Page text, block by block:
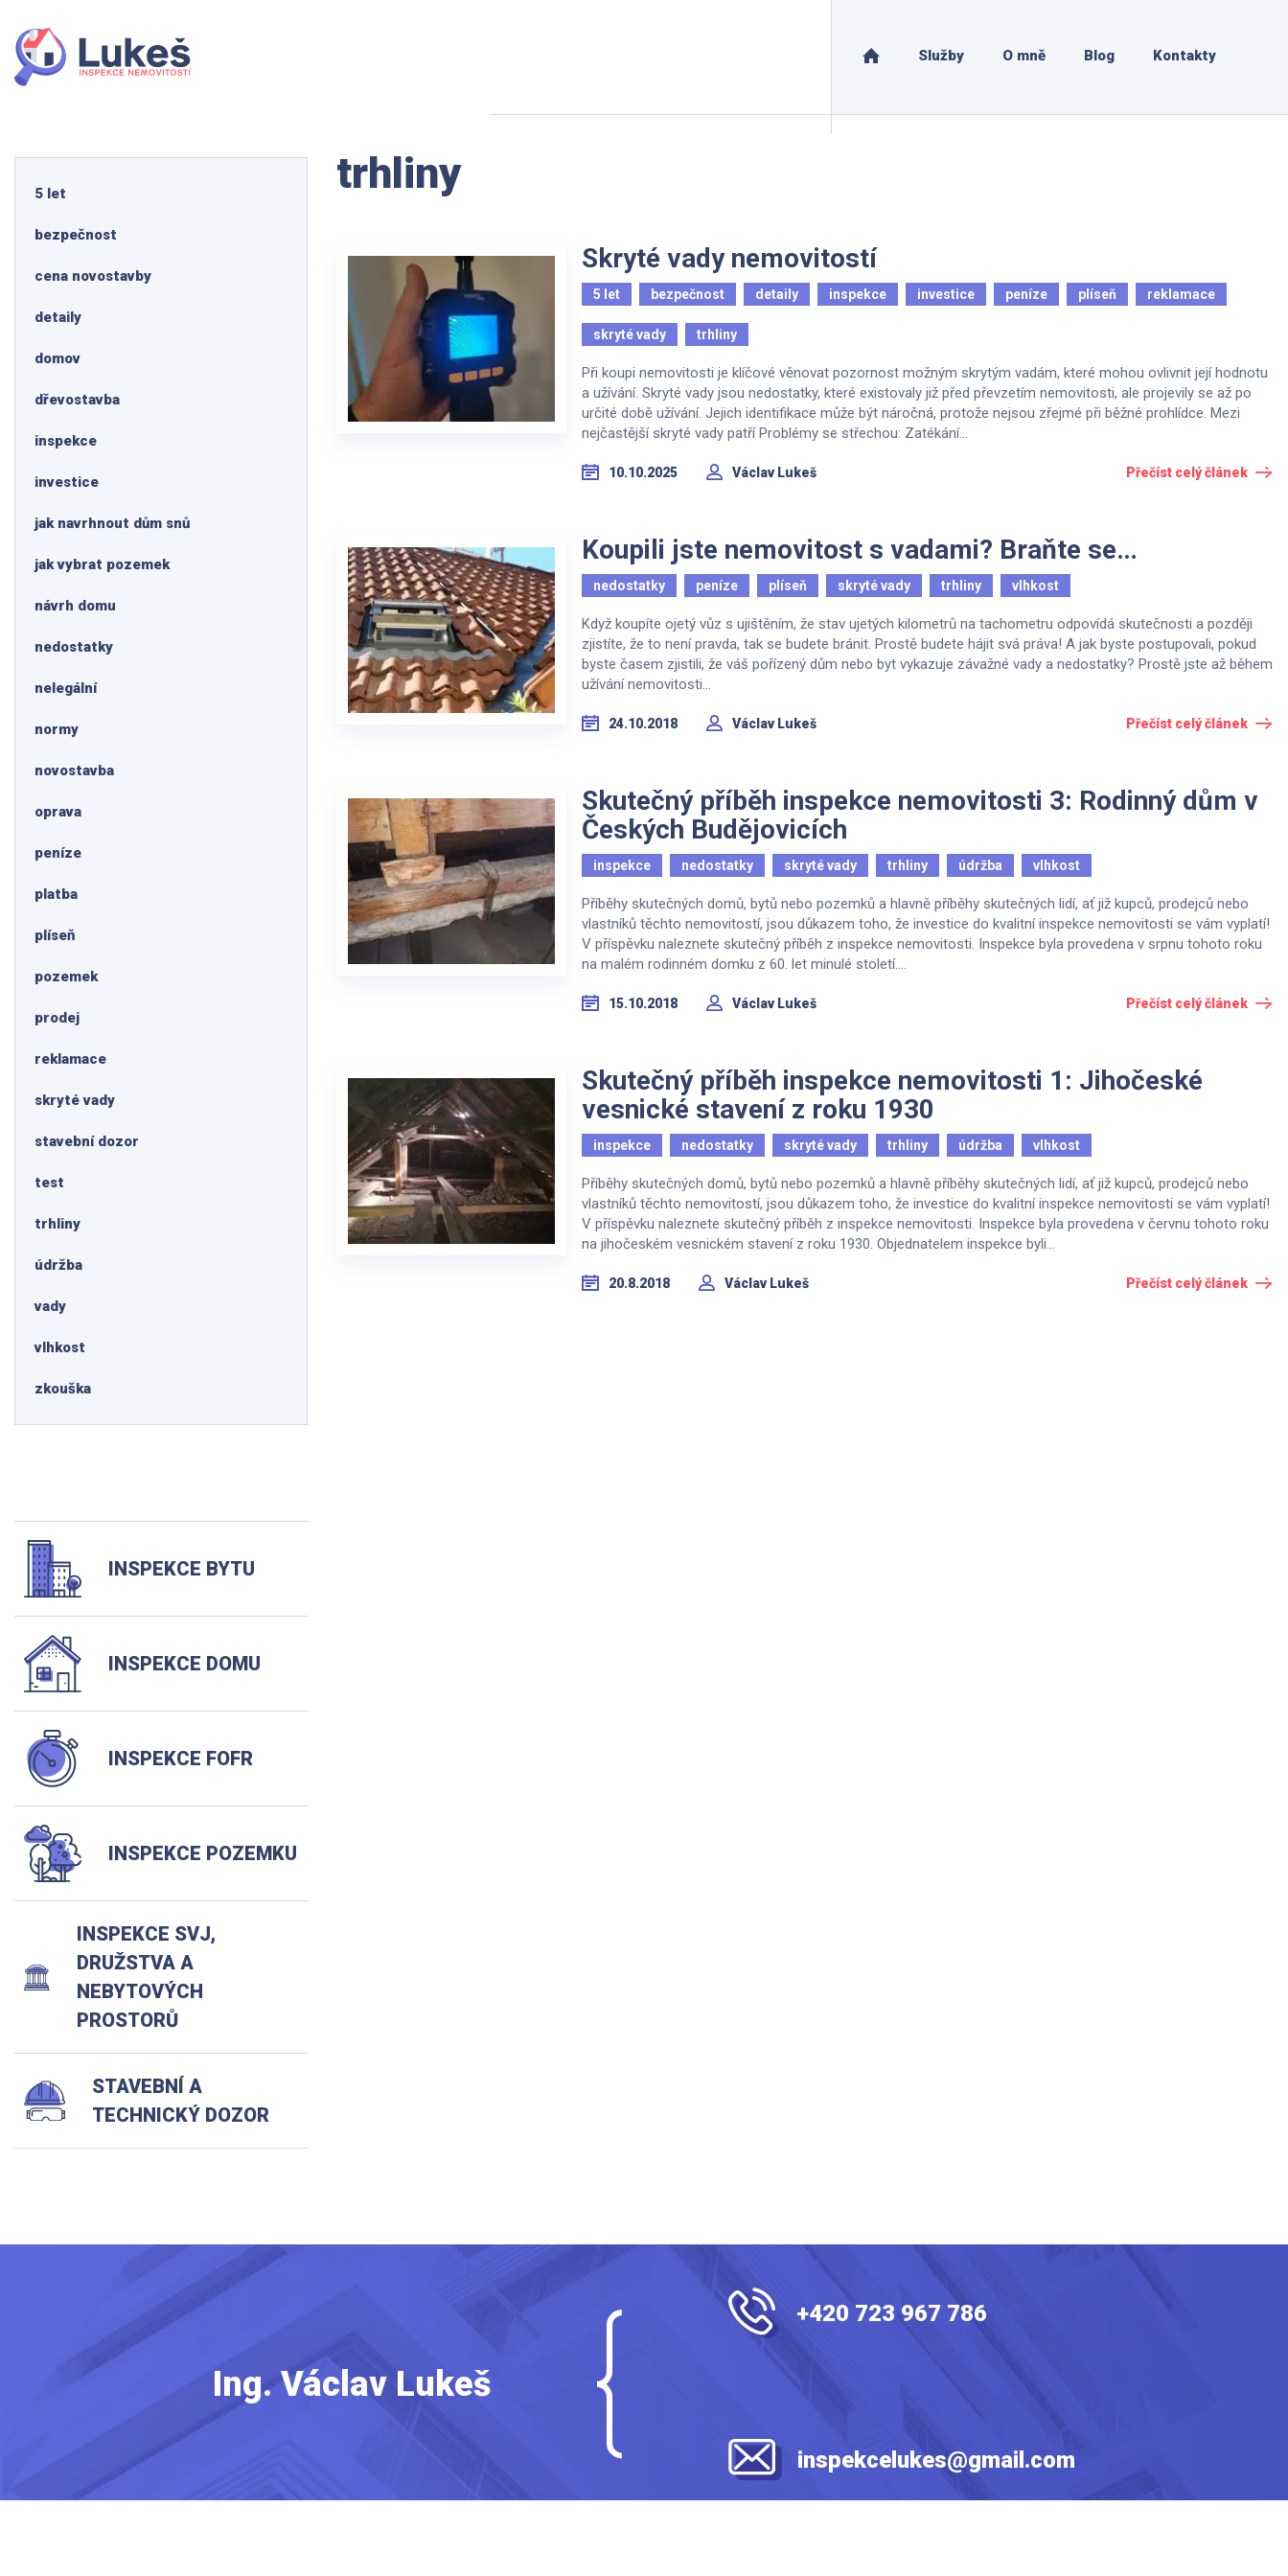
Služby O mně Blog Kontakty
5 let
bezpečnost
cena novostavby
detaily
domov
dřevostavba
inspekce
investice
jak navrhnout dům snů
jak vybrat pozemek
návrh domu
nedostatky
nelegální
normy
novostavba
oprava
peníze
platba
plíseň
pozemek
prodej
reklamace
skryté vady
stavební dozor
test
trhliny
údržba
vady
vlhkost
zkouška
INSPEKCE BYTU
INSPEKCE DOMU
INSPEKCE FOFR
INSPEKCE POZEMKU
INSPEKCE SVJ,
DRUŽSTVA A
NEBYTOVÝCH
PROSTORŮ
STAVEBNÍ A
TECHNICKÝ DOZOR
trhliny
Skryté vady nemovitostí
5 let bezpečnost detaily inspekce investice peníze plíseň reklamace
skryté vady trhliny
Při koupi nemovitosti je klíčové věnovat pozornost možným skrytým vadám, které mohou ovlivnit její hodnotu
a užívání. Skryté vady jsou nedostatky, které existovaly již před převzetím nemovitosti, ale projevily se až po
určité době užívání. Jejich identifikace může být náročná, protože nejsou zřejmé při běžné prohlídce. Mezi
nejčastější skryté vady patří Problémy se střechou: Zatékání...
10.10.2025 Václav Lukeš Přečíst celý článek
Koupili jste nemovitost s vadami? Braňte se…
nedostatky peníze plíseň skryté vady trhliny vlhkost
Když koupíte ojetý vůz s ujištěním, že stav ujetých kilometrů na tachometru odpovídá skutečnosti a později
zjistíte, že to není pravda, tak se budete bránit. Prostě budete hájit svá práva! A jak byste postupovali, pokud
byste časem zjistili, že váš pořízený dům nebo byt vykazuje závažné vady a nedostatky? Prostě jste až během
užívání nemovitosti...
24.10.2018 Václav Lukeš Přečíst celý článek
Skutečný příběh inspekce nemovitosti 3: Rodinný dům v
Českých Budějovicích
inspekce nedostatky skryté vady trhliny údržba vlhkost
Příběhy skutečných domů, bytů nebo pozemků a hlavně příběhy skutečných lidí, ať již kupců, prodejců nebo
vlastníků těchto nemovitostí, jsou důkazem toho, že investice do kvalitní inspekce nemovitosti se vám vyplatí!
V příspěvku naleznete skutečný příběh z inspekce nemovitosti. Inspekce byla provedena v srpnu tohoto roku
na malém rodinném domku z 60. let minulé století....
15.10.2018 Václav Lukeš Přečíst celý článek
Skutečný příběh inspekce nemovitosti 1: Jihočeské
vesnické stavení z roku 1930
inspekce nedostatky skryté vady trhliny údržba vlhkost
Příběhy skutečných domů, bytů nebo pozemků a hlavně příběhy skutečných lidí, ať již kupců, prodejců nebo
vlastníků těchto nemovitostí, jsou důkazem toho, že investice do kvalitní inspekce nemovitosti se vám vyplatí!
V příspěvku naleznete skutečný příběh z inspekce nemovitosti. Inspekce byla provedena v červnu tohoto roku
na jihočeském vesnickém stavení z roku 1930. Objednatelem inspekce byli...
20.8.2018 Václav Lukeš Přečíst celý článek
Ing. Václav Lukeš
+420 723 967 786
inspekcelukes@gmail.com